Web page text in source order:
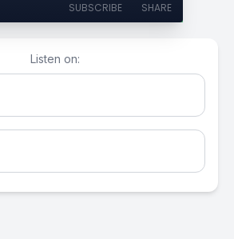
SUBSCRIBE SHARE
Listen on: